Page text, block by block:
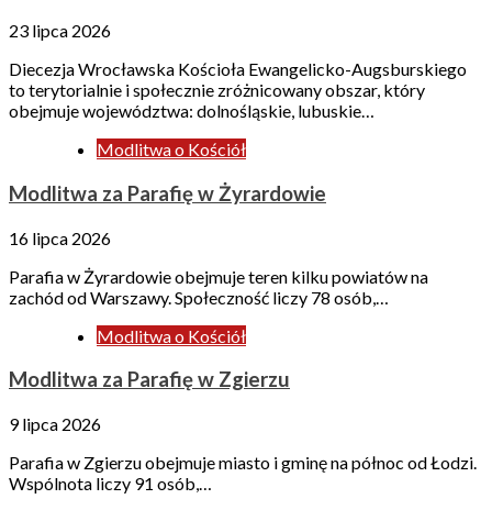
23 lipca 2026
Diecezja Wrocławska Kościoła Ewangelicko-Augsburskiego
to terytorialnie i społecznie zróżnicowany obszar, który
obejmuje województwa: dolnośląskie, lubuskie…
Modlitwa o Kościół
Modlitwa za Parafię w Żyrardowie
16 lipca 2026
Parafia w Żyrardowie obejmuje teren kilku powiatów na
zachód od Warszawy. Społeczność liczy 78 osób,…
Modlitwa o Kościół
Modlitwa za Parafię w Zgierzu
9 lipca 2026
Parafia w Zgierzu obejmuje miasto i gminę na północ od Łodzi.
Wspólnota liczy 91 osób,…